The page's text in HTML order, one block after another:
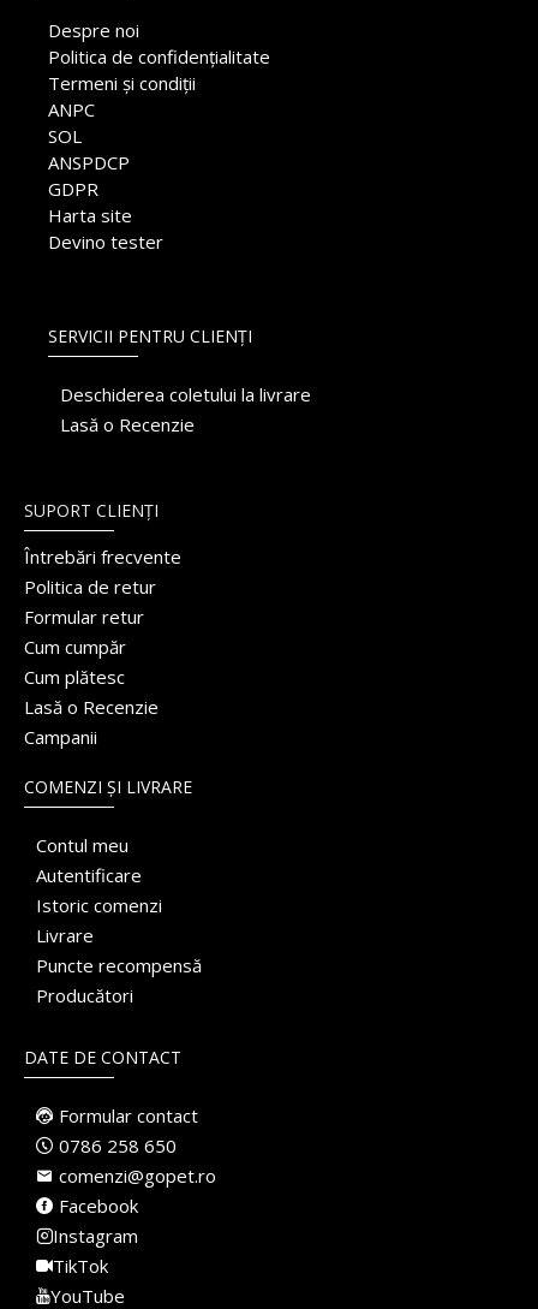
Despre noi
Politica de confidențialitate
Termeni și condiții
ANPC
SOL
ANSPDCP
GDPR
Harta site
Devino tester
SERVICII PENTRU CLIENȚI
Deschiderea coletului la livrare
Lasă o Recenzie
SUPORT CLIENȚI
Întrebări frecvente
Politica de retur
Formular retur
Cum cumpăr
Cum plătesc
Lasă o Recenzie
Campanii
COMENZI ȘI LIVRARE
Contul meu
Autentificare
Istoric comenzi
Livrare
Puncte recompensă
Producători
DATE DE CONTACT
Formular contact
0786 258 650
comenzi@gopet.ro
Facebook
Instagram
TikTok
YouTube